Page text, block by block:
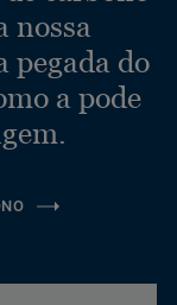
nossa
pegada do
a pode